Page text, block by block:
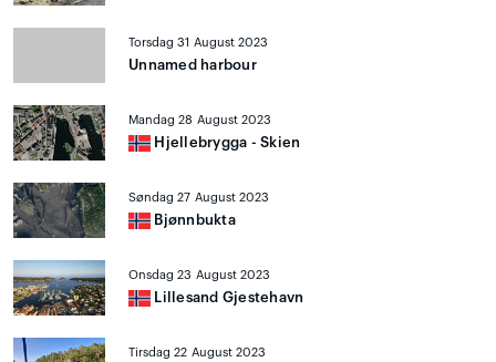
Torsdag 31 August 2023
Unnamed harbour
Mandag 28 August 2023
Hjellebrygga - Skien
Søndag 27 August 2023
Bjønnbukta
Onsdag 23 August 2023
Lillesand Gjestehavn
Tirsdag 22 August 2023